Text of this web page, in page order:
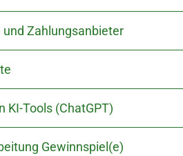
und Zahlungsanbieter
KI-Tools (ChatGPT)
Gewinnspiel(e)